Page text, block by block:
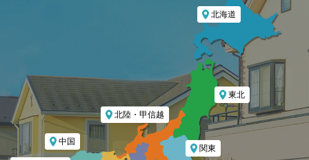
北海道
東北
北陸・甲信越
関東
中国